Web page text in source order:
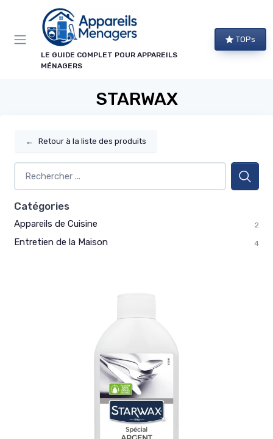
LE GUIDE COMPLET POUR APPAREILS
MÉNAGERS
TOPs
STARWAX
← Retour à la liste des produits
Catégories
Appareils de Cuisine 2
Entretien de la Maison 4
Panneau de gestion des cookies